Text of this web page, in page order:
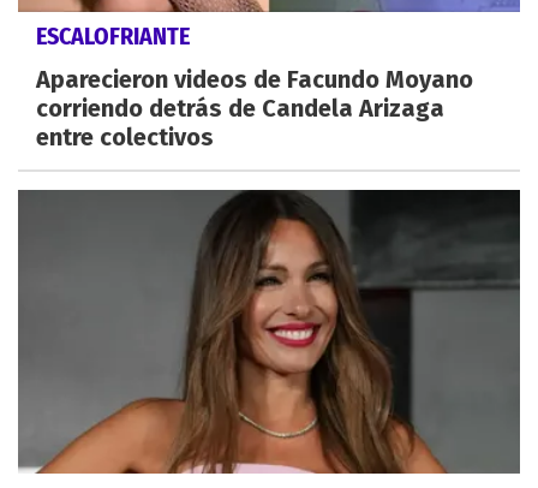
ESCALOFRIANTE
Aparecieron videos de Facundo Moyano
corriendo detrás de Candela Arizaga
entre colectivos